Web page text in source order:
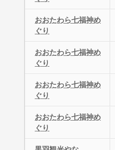
おおたわら七福神め
ぐり
おおたわら七福神め
ぐり
おおたわら七福神め
ぐり
おおたわら七福神め
ぐり